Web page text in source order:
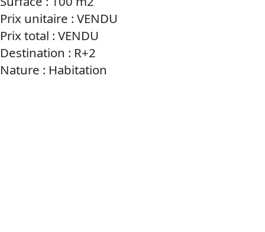
Prix unitaire : VENDU
Prix total : VENDU
Destination : R+2
Nature : Habitation